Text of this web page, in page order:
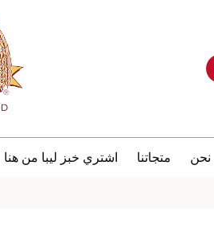
متجاتنا اشتري خبز ليبا من هنا